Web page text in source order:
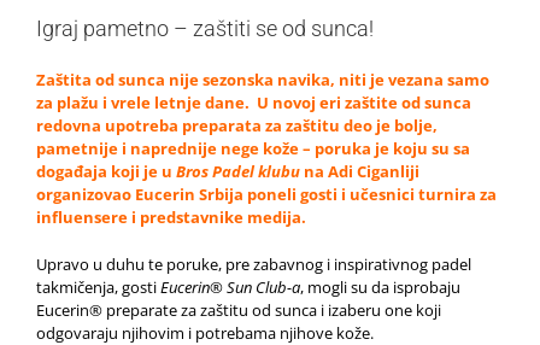
Igraj pametno – zaštiti se od sunca!
Zaštita od sunca nije sezonska navika, niti je vezana samo
za plažu i vrele letnje dane. U novoj eri zaštite od sunca
redovna upotreba preparata za zaštitu deo je bolje,
pametnije i naprednije nege kože – poruka je koju su sa
događaja koji je u Bros Padel klubu na Adi Ciganliji
organizovao Eucerin Srbija poneli gosti i učesnici turnira za
influensere i predstavnike medija.
Upravo u duhu te poruke, pre zabavnog i inspirativnog padel
takmičenja, gostiEucerin® Sun Club-a, mogli su da isprobaju
Eucerin® preparate za zaštitu od sunca i izaberu one koji
odgovaraju njihovim i potrebama njihove kože.